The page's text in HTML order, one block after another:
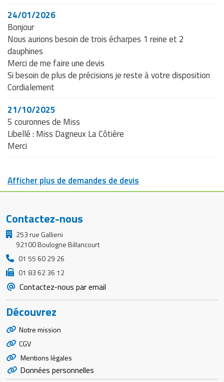
24/01/2026
Bonjour
Nous aurions besoin de trois écharpes 1 reine et 2
dauphines
Merci de me faire une devis
Si besoin de plus de précisions je reste à votre disposition
Cordialement
21/10/2025
5 couronnes de Miss
Libellé : Miss Dagneux La Côtière
Merci
Afficher plus de demandes de devis
Contactez-nous
253 rue Gallieni
92100 Boulogne Billancourt
01 55 60 29 26
01 83 62 36 12
Contactez-nous par email
Découvrez
Notre mission
CGV
Mentions légales
Données personnelles